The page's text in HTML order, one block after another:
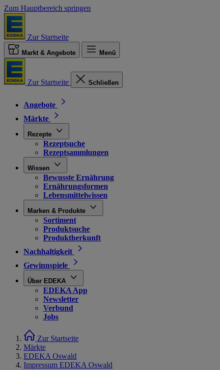
Zum Hauptbereich springen
Zur Startseite
Markt & Angebote Menü
Zur Startseite Schließen
Angebote
Märkte
Rezepte
Rezeptsuche
Rezeptsammlungen
Wissen
Bewusste Ernährung
Ernährungsformen
Lebensmittelwissen
Marken & Produkte
Sortiment
Produktsuche
Produktherkunft
Nachhaltigkeit
Gewinnspiele
Über EDEKA
EDEKA App
Newsletter
Verbund
Jobs
Zur Startseite
Märkte
EDEKA Oswald
Impressum EDEKA Oswald